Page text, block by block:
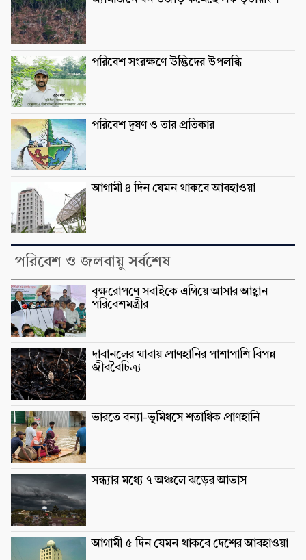
পরিবেশ সংরক্ষণে উদ্ভিদের উপলব্ধি
পরিবেশ দূষণ ও তার প্রতিকার
আগামী ৪ দিন যেমন থাকবে আবহাওয়া
পরিবেশ ও জলবায়ু সর্বশেষ
বৃক্ষরোপণে সবাইকে এগিয়ে আসার আহ্বান
পরিবেশমন্ত্রীর
দাবানলের থাবায় প্রাণহানির পাশাপাশি বিপন্ন
জীববৈচিত্র্য
ভারতে বন্যা-ভূমিধসে শতাধিক প্রাণহানি
সন্ধ্যার মধ্যে ৭ অঞ্চলে ঝড়ের আভাস
আগামী ৫ দিন যেমন থাকবে দেশের আবহাওয়া